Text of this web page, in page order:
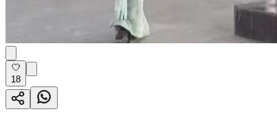
18